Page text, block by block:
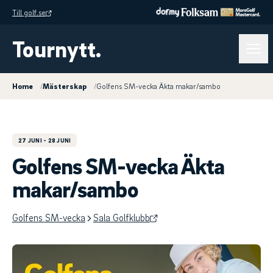
Till golf.se
Tournytt.
Home /Mästerskap /Golfens SM-vecka Äkta makar/sambo
27 JUNI - 28 JUNI
Golfens SM-vecka Äkta
makar/sambo
Golfens SM-vecka Sala Golfklubb